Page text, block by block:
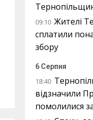
09:10 Жителі
сплатили
збору
6 Серпня
18:40
відзначили
помолилися